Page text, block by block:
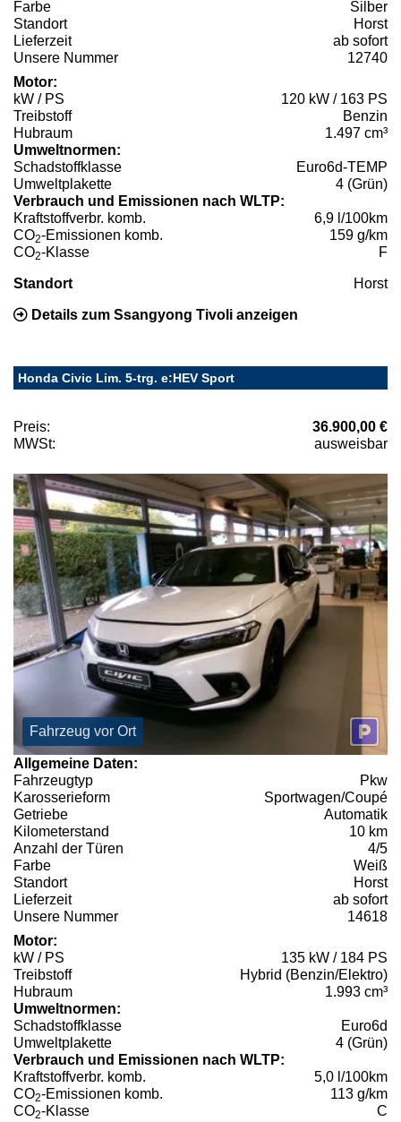
Farbe
Silber
Standort
Horst
Lieferzeit
ab sofort
Unsere Nummer
12740
Motor:
kW / PS
120 kW / 163 PS
Treibstoff
Benzin
Hubraum
1.497 cm³
Umweltnormen:
Schadstoffklasse
Euro6d-TEMP
Umweltplakette
4 (Grün)
Verbrauch und Emissionen nach WLTP:
Kraftstoffverbr. komb.
6,9 l/100km
CO2-Emissionen komb.
159 g/km
CO2-Klasse F
Standort Horst
Details zum Ssangyong Tivoli anzeigen
Honda Civic Lim. 5-trg. e:HEV Sport
Preis:
36.900,00 €
MWSt:
ausweisbar
Fahrzeug vor Ort
Allgemeine Daten:
Fahrzeugtyp
Pkw
Karosserieform
Sportwagen/Coupé
Getriebe
Automatik
Kilometerstand
10 km
Anzahl der Türen
4/5
Farbe
Weiß
Standort
Horst
Lieferzeit
ab sofort
Unsere Nummer
14618
Motor:
kW / PS
135 kW / 184 PS
Treibstoff
Hybrid (Benzin/Elektro)
Hubraum
1.993 cm³
Umweltnormen:
Schadstoffklasse
Euro6d
Umweltplakette
4 (Grün)
Verbrauch und Emissionen nach WLTP:
Kraftstoffverbr. komb.
5,0 l/100km
CO2-Emissionen komb.
113 g/km
CO2-Klasse C